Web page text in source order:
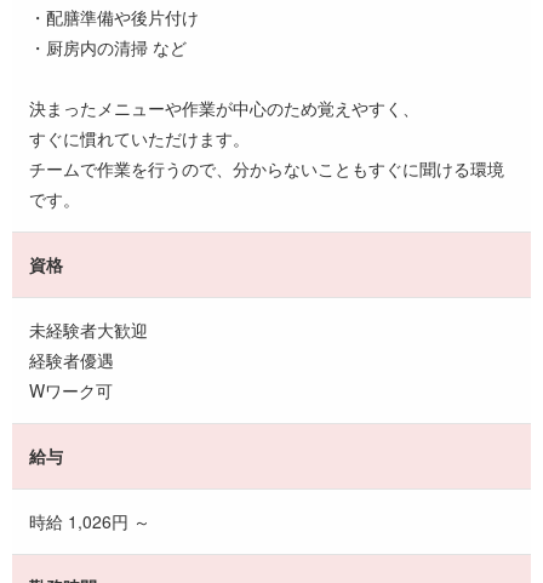
・配膳準備や後片付け
・厨房内の清掃 など
決まったメニューや作業が中心のため覚えやすく、
すぐに慣れていただけます。
チームで作業を行うので、分からないこともすぐに聞ける環境
です。
資格
未経験者大歓迎
経験者優遇
Wワーク可
給与
時給 1,026円 ～